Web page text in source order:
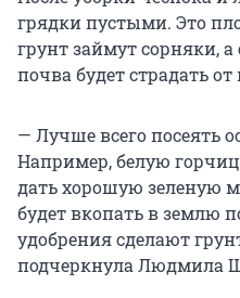
грядки пустыми. Это
грунт займут сорняки,
почва будет страдать
— Лучше всего посеять
Например, белую
дать хорошую зеленую
будет вкопать в землю
удобрения сделают
подчеркнула Людмила